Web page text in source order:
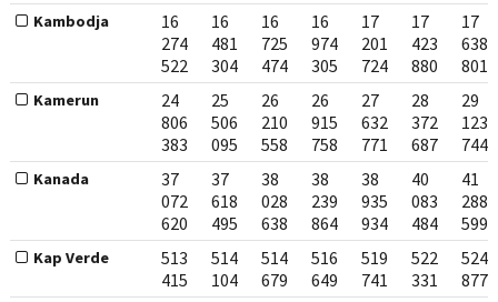
Kambodja
16
274
522
16
481
304
16
725
474
16
974
305
17
201
724
17
423
880
17
638
801
Kamerun
24
806
383
25
506
095
26
210
558
26
915
758
27
632
771
28
372
687
29
123
744
Kanada
37
072
620
37
618
495
38
028
638
38
239
864
38
935
934
40
083
484
41
288
599
Kap Verde
513
415
514
104
514
679
516
649
519
741
522
331
524
877